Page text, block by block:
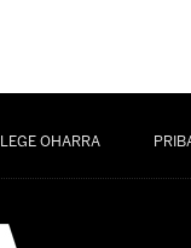
LEGE OHARRA